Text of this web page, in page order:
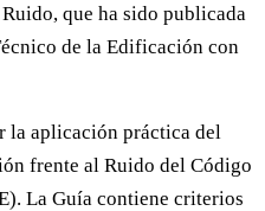
que ha sido publicada
de la Edificación con
la aplicación práctica del
frente al Ruido del Código
La Guía contiene criterios